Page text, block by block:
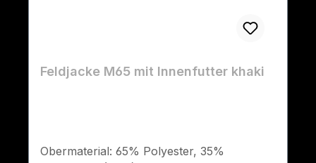
Feldjacke M65 mit Innenfutter khaki
Obermaterial: 65% Polyester, 35%